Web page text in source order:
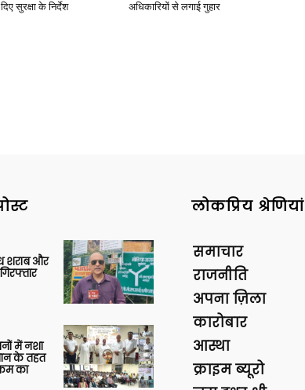
सुरक्षा के निर्देश
अधिकारियों से लगाई गुहार
शराब और
में नशा
के तहत
का
लोकप्रिय श्रेणियां
समाचार
राजनीति
अपना ज़िला
कारोबार
आस्था
क्राइम ब्यूरो